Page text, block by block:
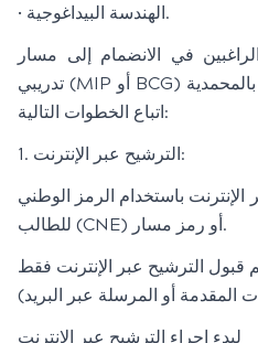
• الهندسة البيداغوجية.
في الانضمام إلى مسار
تدريبي (MIP أو BCG) بكلية العلوم والتقنية بالمحمدية (FSTM)
اتباع الخطوات التالية:
1. الترشيح عبر الإنترنت:
الإنترنت باستخدام الرمز الوطني
للطالب (CNE) أو رمز مسار.
قبول الترشيح عبر الإنترنت فقط
لبدء إجراء الترشيح عبر الإنترنت